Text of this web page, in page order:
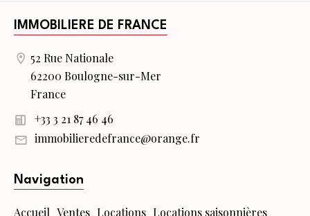
IMMOBILIERE DE FRANCE
52 Rue Nationale
62200 Boulogne-sur-Mer
France
+33 3 21 87 46 46
immobilieredefrance@orange.fr
Navigation
Accueil Ventes Locations Locations saisonnières